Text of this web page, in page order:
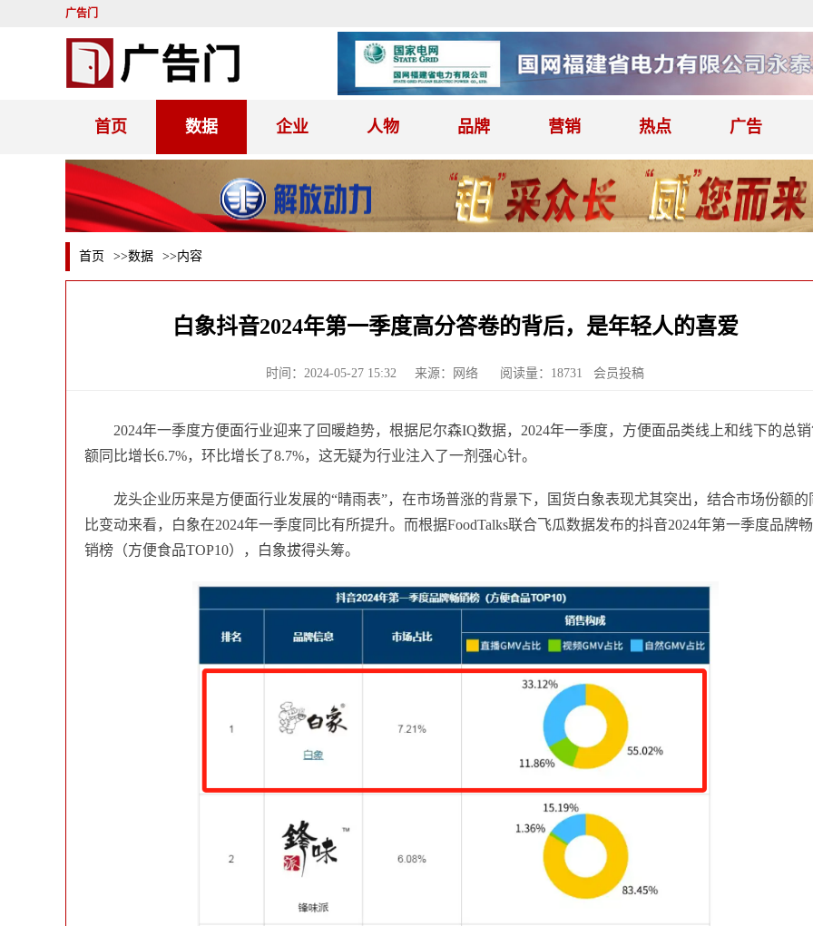
广告门
首页 数据 企业 人物 品牌 营销 热点 广告
首页 >>数据 >>内容
白象抖音2024年第一季度高分答卷的背后，是年轻人的喜爱
时间：2024-05-27 15:32 来源：网络 阅读量：18731 会员投稿
2024年一季度方便面行业迎来了回暖趋势，根据尼尔森IQ数据，2024年一季度，方便面品类线上和线下的总
额同比增长6.7%，环比增长了8.7%，这无疑为行业注入了一剂强心针。
龙头企业历来是方便面行业发展的“晴雨表”，在市场普涨的背景下，国货白象表现尤其突出，结合市场份额的
比变动来看，白象在2024年一季度同比有所提升。而根据FoodTalks联合飞瓜数据发布的抖音2024年第一季度品牌畅
销榜（方便食品TOP10），白象拔得头筹。